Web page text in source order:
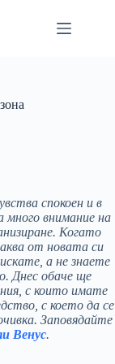
спокоен и в
много внимание на
Когато
от новата си
а не знаете
Днес обаче ще
с които имате
с което да се
Заповядайте
Венус.